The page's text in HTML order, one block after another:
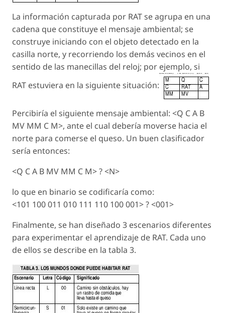
La información capturada por RAT se agrupa en una
cadena que constituye el mensaje ambiental; se
construye iniciando con el objeto detectado en la
casilla norte, y recorriendo los demás vecinos en el
sentido de las manecillas del reloj; por ejemplo, si
RAT estuviera en la siguiente situación:
Percibiría el siguiente mensaje ambiental: <Q C A B
MV MM C M>, ante el cual debería moverse hacia el
norte para comerse el queso. Un buen clasificador
sería entonces:
<Q C A B MV MM C M> ? <N>
lo que en binario se codificaría como:
<101 100 011 010 111 110 100 001> ? <001>
Finalmente, se han diseñado 3 escenarios diferentes
para experimentar el aprendizaje de RAT. Cada uno
de ellos se describe en la tabla 3.